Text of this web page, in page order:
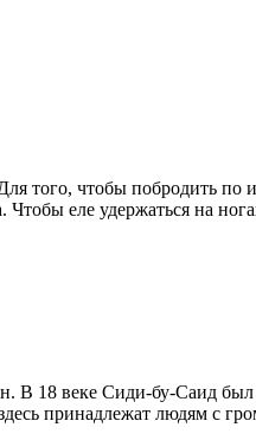
Для того, чтобы
еле удержаться на
18 веке Сиди-бу-Саид
принадлежат людям с